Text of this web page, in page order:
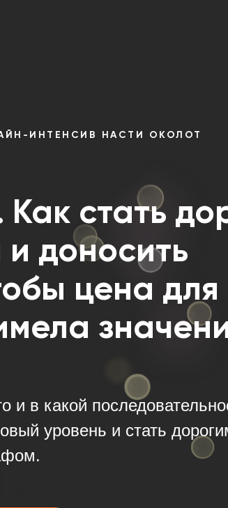
стать
доносить
цена для
в какой
уровень и стать
ИНТЕНСИВ НАСТИ ОКОЛОТ